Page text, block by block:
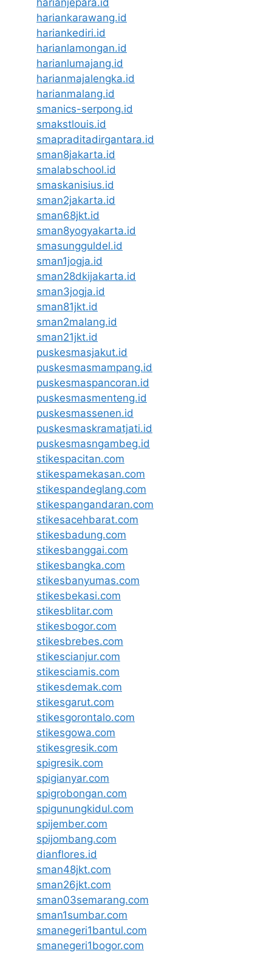
harianjepara.id
hariankarawang.id
hariankediri.id
harianlamongan.id
harianlumajang.id
harianmajalengka.id
harianmalang.id
smanics-serpong.id
smakstlouis.id
smapraditadirgantara.id
sman8jakarta.id
smalabschool.id
smaskanisius.id
sman2jakarta.id
sman68jkt.id
sman8yogyakarta.id
smasungguldel.id
sman1jogja.id
sman28dkijakarta.id
sman3jogja.id
sman81jkt.id
sman2malang.id
sman21jkt.id
puskesmasjakut.id
puskesmasmampang.id
puskesmaspancoran.id
puskesmasmenteng.id
puskesmassenen.id
puskesmaskramatjati.id
puskesmasngambeg.id
stikespacitan.com
stikespamekasan.com
stikespandeglang.com
stikespangandaran.com
stikesacehbarat.com
stikesbadung.com
stikesbanggai.com
stikesbangka.com
stikesbanyumas.com
stikesbekasi.com
stikesblitar.com
stikesbogor.com
stikesbrebes.com
stikescianjur.com
stikesciamis.com
stikesdemak.com
stikesgarut.com
stikesgorontalo.com
stikesgowa.com
stikesgresik.com
spigresik.com
spigianyar.com
spigrobongan.com
spigunungkidul.com
spijember.com
spijombang.com
dianflores.id
sman48jkt.com
sman26jkt.com
sman03semarang.com
sman1sumbar.com
smanegeri1bantul.com
smanegeri1bogor.com